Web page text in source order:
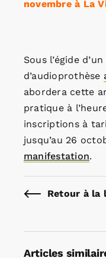
novembre à La
Sous l’égide
d’audioprothèse
abordera cette
pratique à
inscriptions à
jusqu’au 26
manifestation.
Retour à la
Articles